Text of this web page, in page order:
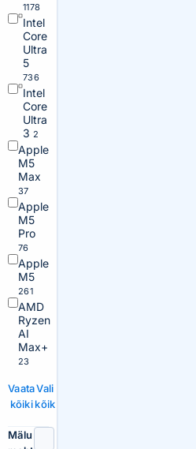
1178
Intel
Core
Ultra
5
736
Intel
Core
Ultra
3 2
Apple
M5
Max
37
Apple
M5
Pro
76
Apple
M5
261
AMD
Ryzen
AI
Max+
23
Vaata
kõiki
Vali
kõik
Mälu